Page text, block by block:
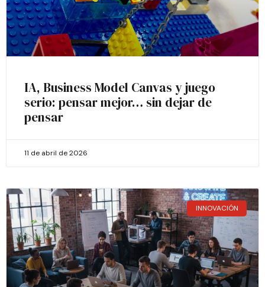
IA, Business Model Canvas y juego
serio: pensar mejor… sin dejar de
pensar
11 de abril de 2026
INNOVACIÓN